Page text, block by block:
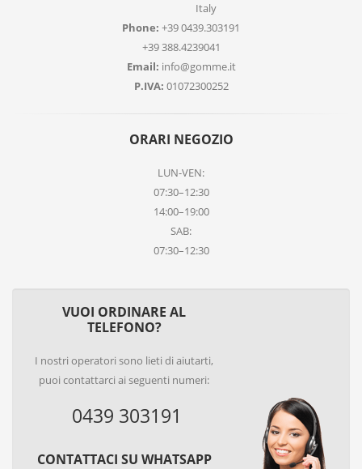
Italy
Phone: +39 0439.303191
+39 388.4239041
Email: info@gomme.it
P.IVA: 01072300252
ORARI NEGOZIO
LUN-VEN:
07:30–12:30
14:00–19:00
SAB:
07:30–12:30
VUOI ORDINARE AL
TELEFONO?
I nostri operatori sono lieti di aiutarti,
puoi contattarci ai seguenti numeri:
0439 303191
CONTATTACI SU WHATSAPP